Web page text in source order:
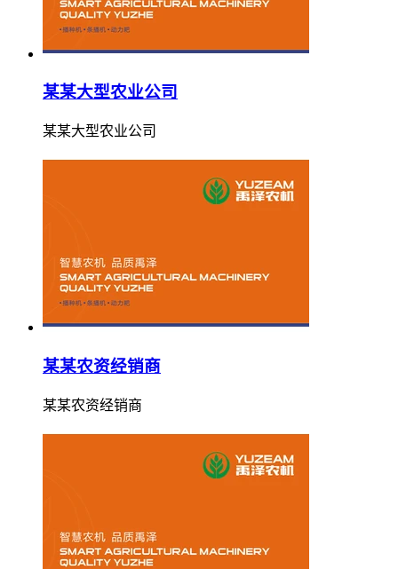
某某大型农业公司
某某大型农业公司
某某农资经销商
某某农资经销商